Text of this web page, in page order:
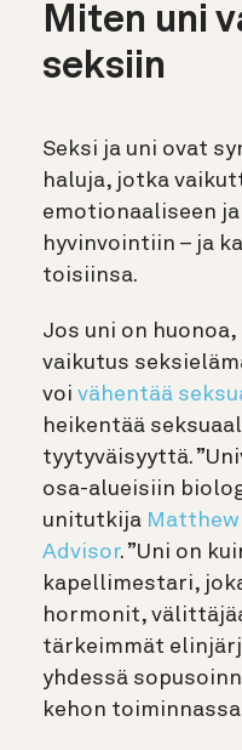
Miten uni
seksiin
Seksi ja uni ovat
haluja, jotka
emotionaaliseen
hyvinvointiin – ja
toisiinsa.
Jos uni on
vaikutus
voi vähentää
heikentää
tyytyväisyyttä.
osa-alueisiin
unitutkija Matthew
Advisor. ”Uni on
kapellimestari,
hormonit,
tärkeimmät
yhdessä
kehon